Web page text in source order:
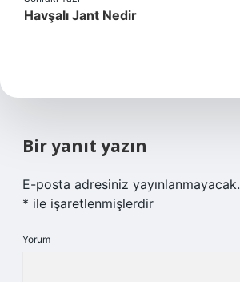
Havşalı Jant Nedir
Bir yanıt yazın
E-posta adresiniz yayınlanmayacak.
* ile işaretlenmişlerdir
Yorum